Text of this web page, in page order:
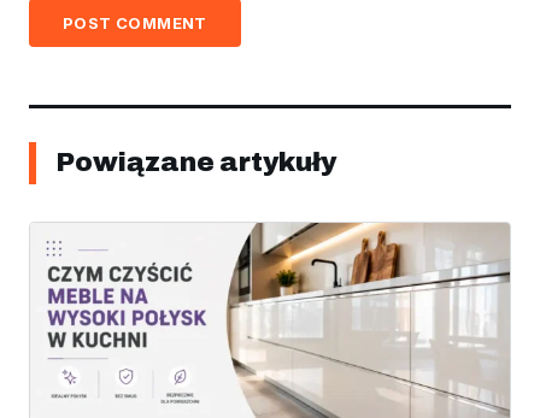
POST COMMENT
Powiązane artykuły